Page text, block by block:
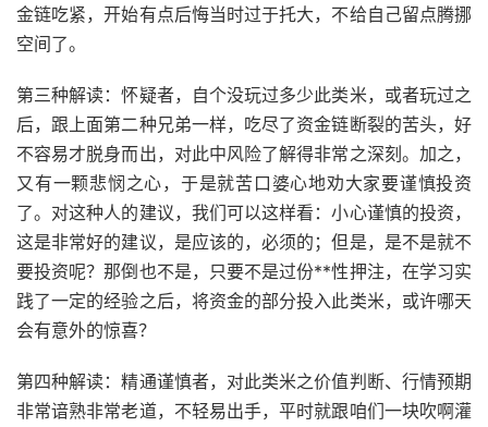
金链吃紧，开始有点后悔当时过于托大，不给自己留点腾挪
空间了。
第三种解读：怀疑者，自个没玩过多少此类米，或者玩过之
后，跟上面第二种兄弟一样，吃尽了资金链断裂的苦头，好
不容易才脱身而出，对此中风险了解得非常之深刻。加之，
又有一颗悲悯之心，于是就苦口婆心地劝大家要谨慎投资
了。对这种人的建议，我们可以这样看：小心谨慎的投资，
这是非常好的建议，是应该的，必须的；但是，是不是就不
要投资呢？那倒也不是，只要不是过份**性押注，在学习实
践了一定的经验之后，将资金的部分投入此类米，或许哪天
会有意外的惊喜？
第四种解读：精通谨慎者，对此类米之价值判断、行情预期
非常谙熟非常老道，不轻易出手，平时就跟咱们一块吹啊灌